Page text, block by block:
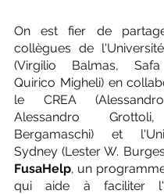
On est fier de
collègues de
(Virgilio Balmas,
Quirico Migheli) en
le CREA
Alessandro
Bergamaschi) et
FusaHelp, un
qui aide à faciliter